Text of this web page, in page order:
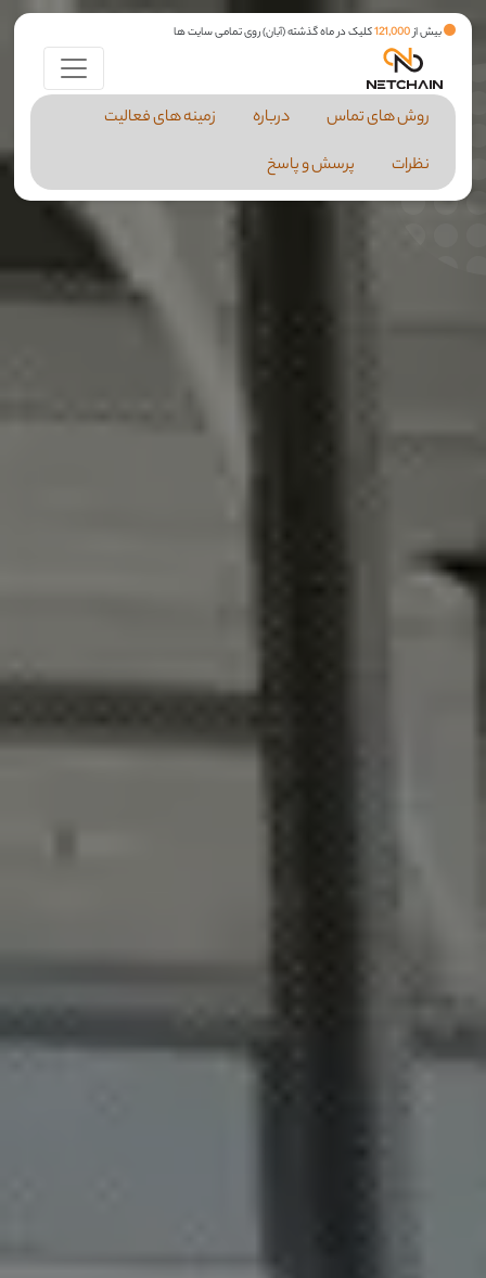
بیش از121,000کلیک در ماه گذشته (آبان) روی تمامی سایت ها
روش های تماس درباره
زمینه های فعالیت
نظرات
پرسش و پاسخ